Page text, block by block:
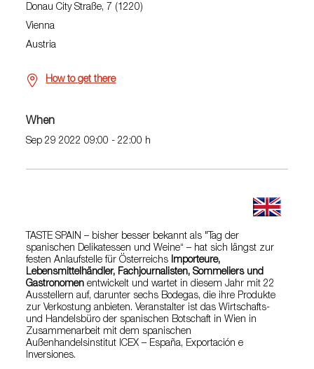
Donau City Straße, 7 (1220)
Vienna
Austria
How to get there
When
Sep 29 2022 09:00 - 22:00 h
TASTE SPAIN – bisher besser bekannt als "Tag der
spanischen Delikatessen und Weine“ – hat sich längst zur
festen Anlaufstelle für Österreichs Importeure,
Lebensmittelhändler, Fachjournalisten, Sommeliers und
Gastronomen entwickelt und wartet in diesem Jahr mit 22
Ausstellern auf, darunter sechs Bodegas, die ihre Produkte
zur Verkostung anbieten. Veranstalter ist das Wirtschafts-
und Handelsbüro der spanischen Botschaft in Wien in
Zusammenarbeit mit dem spanischen
Außenhandelsinstitut ICEX – España, Exportación e
Inversiones.